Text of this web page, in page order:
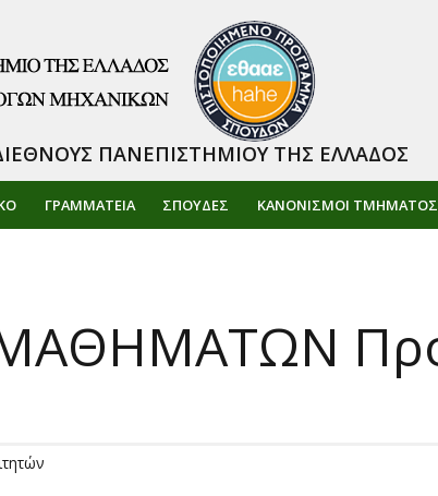
ΓΡΑΜΜΑΤΕΙΑ ΣΠΟΥΔΕΣ ΚΑΝΟΝΙΣΜΟΙ ΤΜΗΜΑΤΟΣ
ΠΑΝΕΠΙΣΤΗΜΙΟΥ ΤΗΣ ΕΛΛΑΔΟΣ